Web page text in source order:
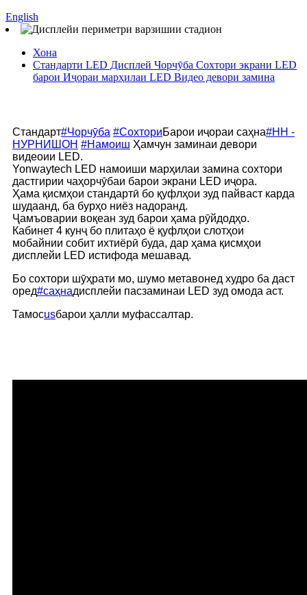
English
Хона
Стандарти LED Дисплей Чорчӯба Сохтори экрани LED
барои Иҷораи марҳилаи LED Видео девори замина
Стандарт#Чорчӯба #СохториБарои иҷораи саҳна#НН -
НУРНИШОН #Намоиш Ҳамчун заминаи девори
видеоии LED.
Yonwaytech LED намоиши марҳилаи замина сохтори
дастгирии чаҳорчӯбаи барои экрани LED иҷора.
Ҳама қисмҳои стандартӣ бо қуфлҳои зуд пайваст карда
шудаанд, ба бурҳо ниёз надоранд.
Ҷамъоварии воқеан зуд барои ҳама рӯйдодҳо.
Кабинет 4 кунҷ бо плитаҳо ё қуфлҳои слотҳои
мобайнии собит ихтиёрӣ буда, дар ҳама қисмҳои
дисплейи LED истифода мешавад.
Бо сохтори шӯҳрати мо, шумо метавонед худро ба даст
оред#саҳнадисплейи пасзаминаи LED зуд омода аст.
Тамосusбарои ҳалли муфассалтар.